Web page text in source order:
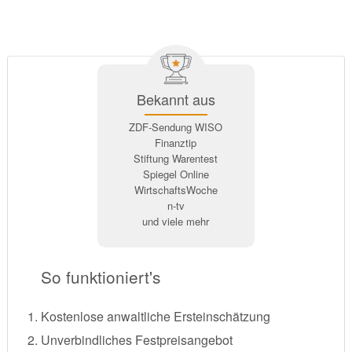
Bekannt aus
ZDF-Sendung WISO
Finanztip
Stiftung Warentest
Spiegel Online
WirtschaftsWoche
n-tv
und viele mehr
So funktioniert's
Kostenlose anwaltliche Ersteinschätzung
Unverbindliches Festpreisangebot